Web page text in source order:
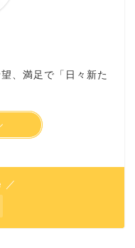
、満足で「日々新た
／